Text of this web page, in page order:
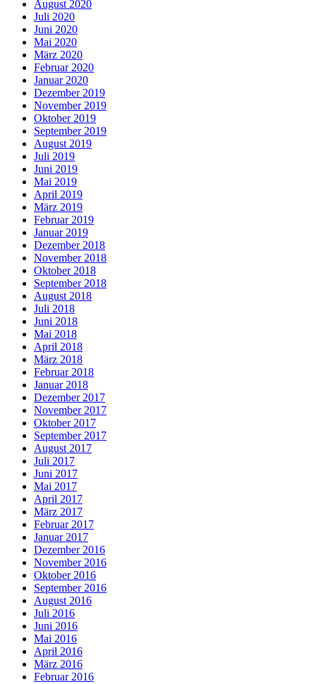
August 2020
Juli 2020
Juni 2020
Mai 2020
März 2020
Februar 2020
Januar 2020
Dezember 2019
November 2019
Oktober 2019
September 2019
August 2019
Juli 2019
Juni 2019
Mai 2019
April 2019
März 2019
Februar 2019
Januar 2019
Dezember 2018
November 2018
Oktober 2018
September 2018
August 2018
Juli 2018
Juni 2018
Mai 2018
April 2018
März 2018
Februar 2018
Januar 2018
Dezember 2017
November 2017
Oktober 2017
September 2017
August 2017
Juli 2017
Juni 2017
Mai 2017
April 2017
März 2017
Februar 2017
Januar 2017
Dezember 2016
November 2016
Oktober 2016
September 2016
August 2016
Juli 2016
Juni 2016
Mai 2016
April 2016
März 2016
Februar 2016